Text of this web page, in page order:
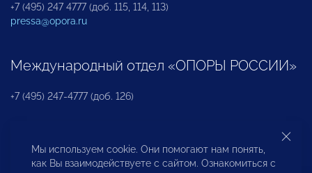
+7 (495) 247 4777 (доб. 115, 114, 113)
pressa@opora.ru
Международный отдел «ОПОРЫ РОССИИ»
+7 (495) 247-4777 (доб. 126)
Бюро по защите прав предпринимателей и
инвесторов
Мы используем cookie. Они помогают нам понять,
как Вы взаимодействуете с сайтом. Ознакомиться с